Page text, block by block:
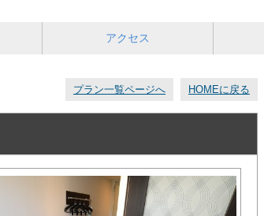
アクセス
プラン一覧ページへ HOMEに戻る